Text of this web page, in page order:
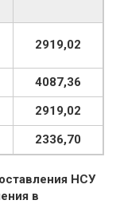
2919,02
4087,36
2919,02
2336,70
НСУ
в